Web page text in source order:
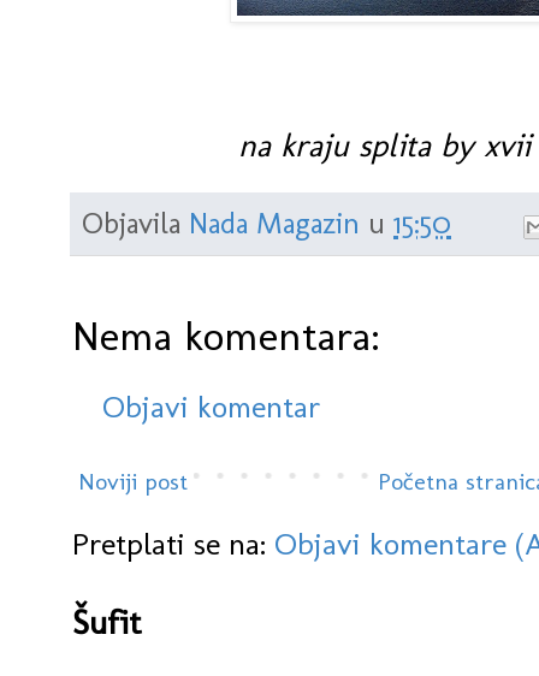
na kraju splita by
Objavila Nada Magazin u 15:50
Nema komentara:
Objavi komentar
Noviji post Početna
Pretplati se na: Objavi komentare
Šufit